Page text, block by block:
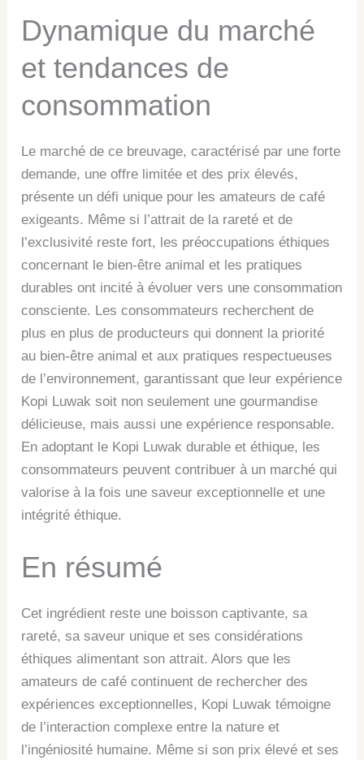
Dynamique du marché
et tendances de
consommation
Le marché de ce breuvage, caractérisé par une forte
demande, une offre limitée et des prix élevés,
présente un défi unique pour les amateurs de café
exigeants. Même si l’attrait de la rareté et de
l’exclusivité reste fort, les préoccupations éthiques
concernant le bien-être animal et les pratiques
durables ont incité à évoluer vers une consommation
consciente. Les consommateurs recherchent de
plus en plus de producteurs qui donnent la priorité
au bien-être animal et aux pratiques respectueuses
de l’environnement, garantissant que leur expérience
Kopi Luwak soit non seulement une gourmandise
délicieuse, mais aussi une expérience responsable.
En adoptant le Kopi Luwak durable et éthique, les
consommateurs peuvent contribuer à un marché qui
valorise à la fois une saveur exceptionnelle et une
intégrité éthique.
En résumé
Cet ingrédient reste une boisson captivante, sa
rareté, sa saveur unique et ses considérations
éthiques alimentant son attrait. Alors que les
amateurs de café continuent de rechercher des
expériences exceptionnelles, Kopi Luwak témoigne
de l’interaction complexe entre la nature et
l’ingéniosité humaine. Même si son prix élevé et ses